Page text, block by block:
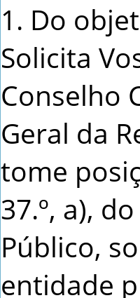
1. Do
Solicita
Conselho
Geral da
tome
37.º, a),
Público,
entidade